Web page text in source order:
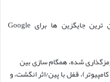
Authy یکی از محبوب ترین و امن ترین جایگزین ها برای Google
شده، همگام سازی بین
قفل با پین/اثر انگشت، و